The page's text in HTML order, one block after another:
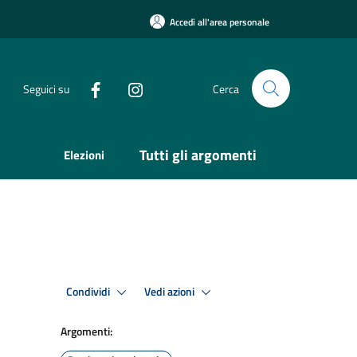
Accedi all'area personale
Seguici su Cerca
Elezioni Tutti gli argomenti
Condividi Vedi azioni
Argomenti: